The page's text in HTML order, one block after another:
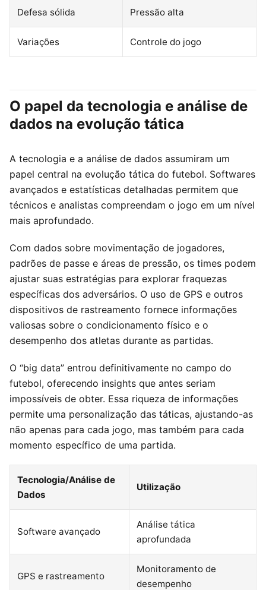
Defesa sólida Pressão alta
Variações Controle do jogo
O papel da tecnologia e análise de
dados na evolução tática
A tecnologia e a análise de dados assumiram um
papel central na evolução tática do futebol. Softwares
avançados e estatísticas detalhadas permitem que
técnicos e analistas compreendam o jogo em um nível
mais aprofundado.
Com dados sobre movimentação de jogadores,
padrões de passe e áreas de pressão, os times podem
ajustar suas estratégias para explorar fraquezas
específicas dos adversários. O uso de GPS e outros
dispositivos de rastreamento fornece informações
valiosas sobre o condicionamento físico e o
desempenho dos atletas durante as partidas.
O “big data” entrou definitivamente no campo do
futebol, oferecendo insights que antes seriam
impossíveis de obter. Essa riqueza de informações
permite uma personalização das táticas, ajustando-as
não apenas para cada jogo, mas também para cada
momento específico de uma partida.
Tecnologia/Análise de
Dados
Utilização
Software avançado
Análise tática
aprofundada
GPS e rastreamento
Monitoramento de
desempenho